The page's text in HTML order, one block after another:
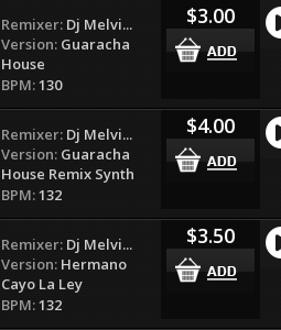
Remixer: Dj Melvi...
Version: Guaracha
House
BPM:130
$3.00
Remixer: Dj Melvi...
Version: Guaracha
House Remix Synth
BPM:132
$4.00
Remixer: Dj Melvi...
Version: Hermano
Cayo La Ley
BPM:132
$3.50